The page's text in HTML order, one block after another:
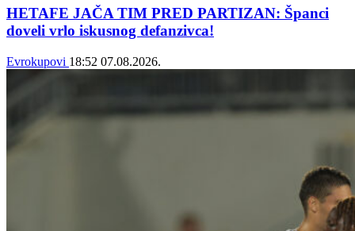
HETAFE JAČA TIM PRED PARTIZAN: Španci
doveli vrlo iskusnog defanzivca!
Evrokupovi 18:52 07.08.2026.